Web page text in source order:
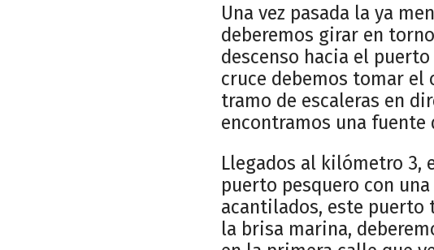
Una vez pasada la ya
deberemos girar en
descenso hacia el
cruce debemos tomar el
tramo de escaleras en
encontramos una fuente
Llegados al kilómetro 3,
puerto pesquero con
acantilados, este puerto
la brisa marina,